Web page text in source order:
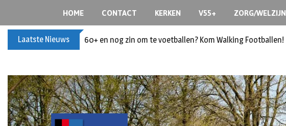
HOME CONTACT KERKEN V55+ ZORG/WELZIJN
Laatste Nieuws Buxusplanten in brand in Biezenmortel, vermoedelijk opzet